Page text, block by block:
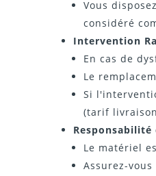
Vous
considéré
Intervention
En cas de
Le
Si
(tarif
Responsabilité
Le matériel
Assurez-